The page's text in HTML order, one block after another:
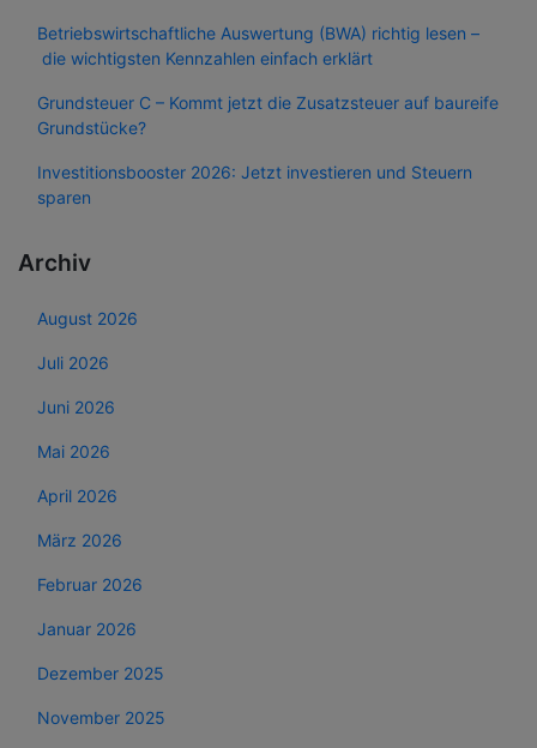
Betriebswirtschaftliche Auswertung (BWA) richtig lesen –
die wichtigsten Kennzahlen einfach erklärt
Grundsteuer C – Kommt jetzt die Zusatzsteuer auf baureife
Grundstücke?
Investitionsbooster 2026: Jetzt investieren und Steuern
sparen
Archiv
August 2026
Juli 2026
Juni 2026
Mai 2026
April 2026
März 2026
Februar 2026
Januar 2026
Dezember 2025
November 2025